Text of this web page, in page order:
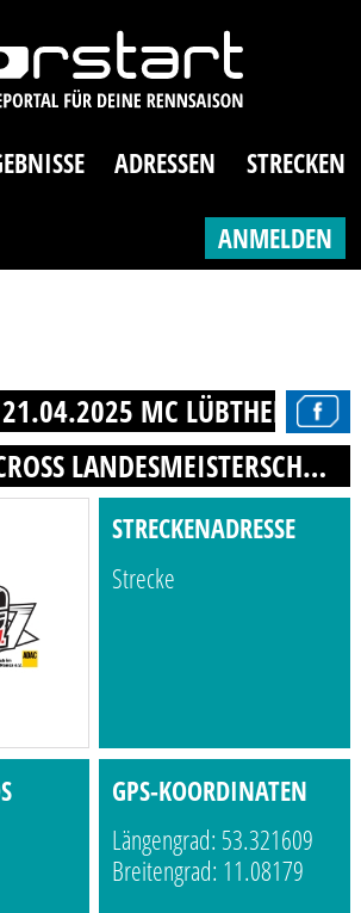
ADRESSEN STRECKEN
ANMELDEN
21.04.2025 MC LÜBTHEEN
ADAC MOTOCROSS LANDESMEISTERSCHAFT
STRECKENADRESSE
Strecke
GPS-KOORDINATEN
Längengrad: 53.321609
Breitengrad: 11.08179